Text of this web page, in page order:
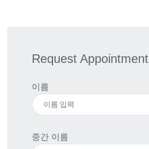
Request Appointment
이름
중간 이름